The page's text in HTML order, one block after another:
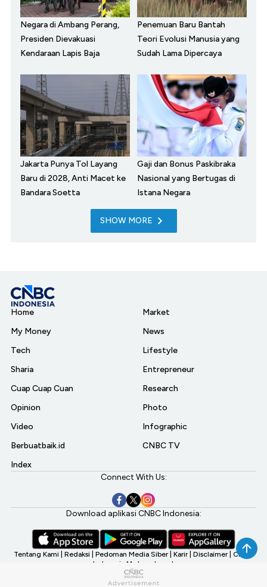
Negara di Ambang Perang,
Presiden Dievakuasi
Kendaraan Lapis Baja
Penemuan Baru Bantah
Teori Evolusi Manusia yang
Sudah Lama Dipercaya
Jakarta Punya Tol Layang
Baru di 2028, Anti Macet ke
Bandara Soetta
Gaji dan Bonus Paskibraka
Nasional yang Bertugas di
Istana Negara
SHOW MORE
Home
My Money
Tech
Sharia
Cuap Cuap Cuan
Opinion
Video
Berbuatbaik.id
Index
Market
News
Lifestyle
Entrepreneur
Research
Photo
Infographic
CNBC TV
Connect With Us:
Download aplikasi CNBC Indonesia:
Tentang Kami Redaksi Pedoman Media Siber Karir Disclaimer CNBC
Indonesia My Investment
©2026 CNBC Indonesia, A Transmedia Company